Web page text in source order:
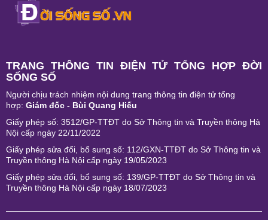
TRANG THÔNG TIN ĐIỆN TỬ TỔNG HỢP ĐỜI
SỐNG SỐ
Người chịu trách nhiệm nội dung trang thông tin điện tử tổng
hợp: Giám đốc - Bùi Quang Hiếu
Giấy phép số: 3512/GP-TTĐT do Sở Thông tin và Truyền thông Hà
Nội cấp ngày 22/11/2022
Giấy phép sửa đổi, bổ sung số: 112/GXN-TTĐT do Sở Thông tin và
Truyền thông Hà Nội cấp ngày 19/05/2023
Giấy phép sửa đổi, bổ sung số: 139/GP-TTĐT do Sở Thông tin và
Truyền thông Hà Nội cấp ngày 18/07/2023